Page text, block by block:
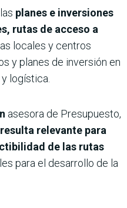
planes e inversiones
rutas de acceso a
locales y centros
y planes de inversión en
logística.
asesora de Presupuesto,
resulta relevante para
de las rutas
para el desarrollo de la